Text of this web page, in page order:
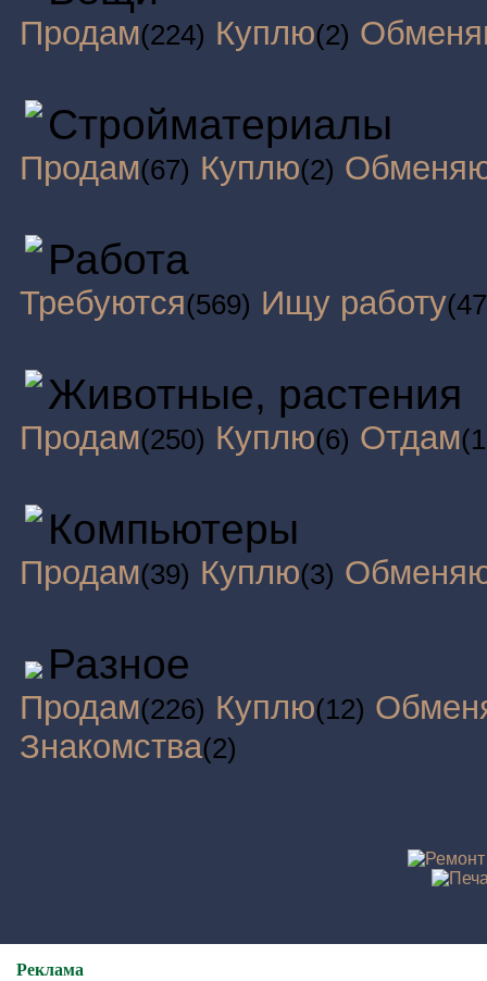
Продам(224) Куплю(2)
Стройматериалы
Продам(67) Куплю(2)
Работа
Требуются(569) Ищу работу
Животные, растения
Продам(250) Куплю(6) Отдам
Компьютеры
Продам(39) Куплю(3)
Разное
Продам(226) Куплю(12)
Знакомства(2)
Реклама